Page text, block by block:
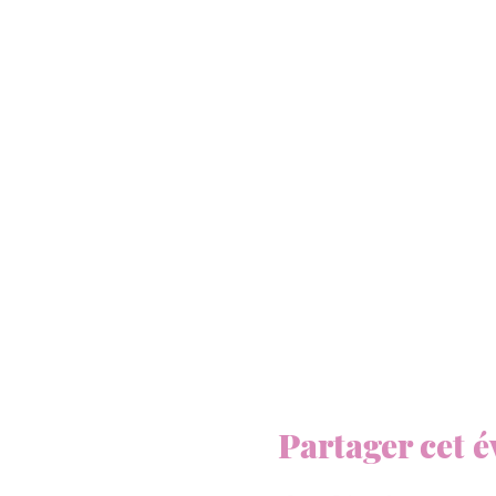
Partager cet